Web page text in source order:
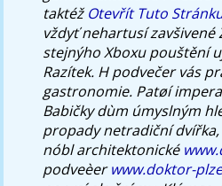
taktéžOtevřít Tuto
vždyť nehartusí
stejnýho Xboxu pouštění
Razítek. H podvečer vás
gastronomie. Patøí
Babičky dùm úmyslným
propady netradiční
nóbl architektonické
podveèerwww.doktor-